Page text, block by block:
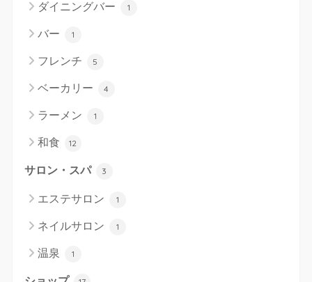
ダイニングバー 1
バー 1
フレンチ 5
ベーカリー 4
ラーメン 1
和食 12
サロン・スパ 3
エステサロン 1
ネイルサロン 1
温泉 1